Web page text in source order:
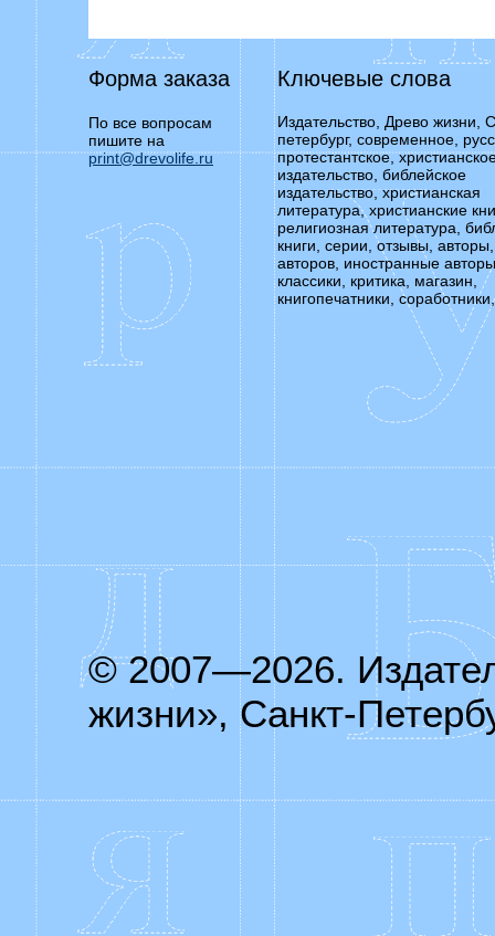
Форма заказа
По все вопросам
пишите на
print@drevolife.ru
Ключевые слова
Издательство, Древо жизни,
петербург, современное,
протестантское,
издательство, библейское
издательство, христианская
литература, христианские
религиозная литература,
книги, серии, отзывы,
авторов, иностранные
классики, критика, магазин,
книгопечатники,
© 2007—2026.
жизни», Санкт-